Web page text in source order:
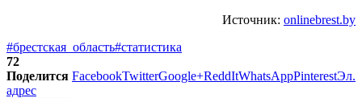
Источник: onlinebrest.by
#брестская_область#статистика
72
Поделится FacebookTwitterGoogle+ReddItWhatsAppPinterestЭл.
адрес